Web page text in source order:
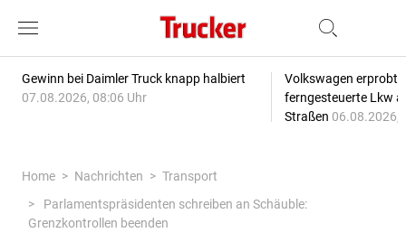
Gewinn bei Daimler Truck knapp halbiert
07.08.2026, 08:06 Uhr
Volkswagen erprobt
ferngesteuerte Lkw
Straßen 06.08.2026,
Home Nachrichten
Transport
Parlamentspräsidenten schreiben an Schäuble:
Grenzkontrollen beenden